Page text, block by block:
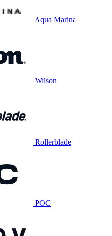
Aqua Marina
Wilson
Rollerblade
POC